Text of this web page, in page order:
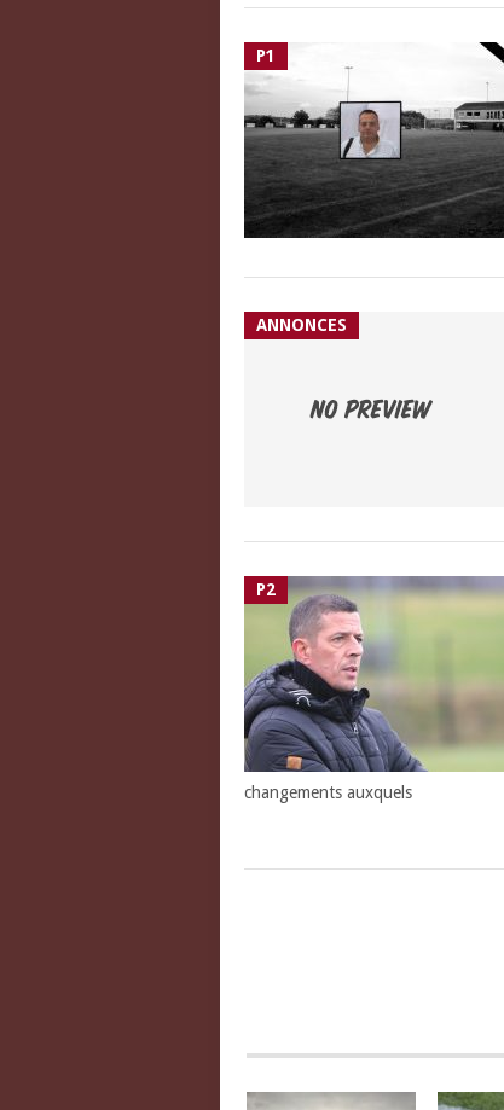
P1
ANNONCES
P2
changements auxquels